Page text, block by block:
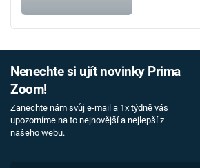
Nenechte si ujít novinky Prima
Zoom!
Zanechte nám svůj e-mail a 1x týdně vás
upozorníme na to nejnovější a nejlepší z
našeho webu.